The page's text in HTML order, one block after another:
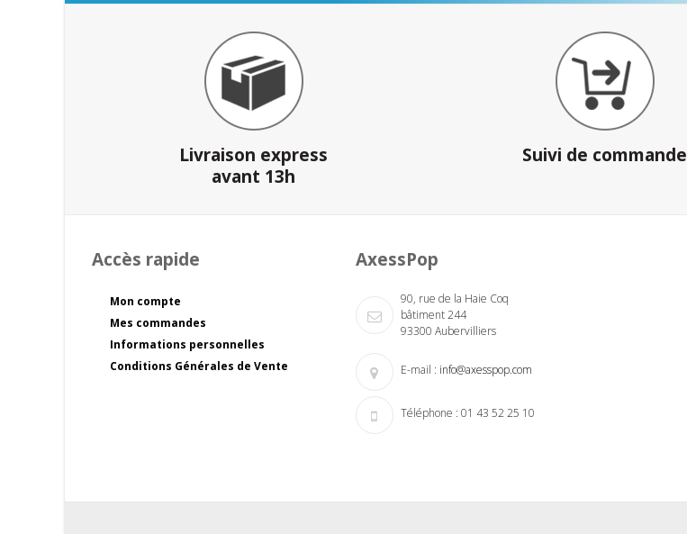
Livraison express
avant 13h
Suivi de commande
Accès rapide
Mon compte
Mes commandes
Informations personnelles
Conditions Générales de Vente
AxessPop
90, rue de la Haie Coq
bâtiment 244
93300 Aubervilliers
E-mail : info@axesspop.com
Téléphone : 01 43 52 25 10